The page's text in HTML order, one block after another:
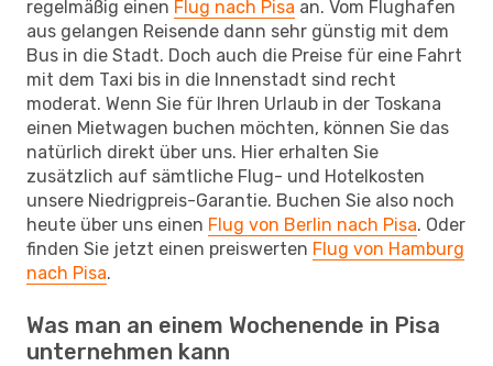
regelmäßig einen Flug nach Pisa an. Vom Flughafen
aus gelangen Reisende dann sehr günstig mit dem
Bus in die Stadt. Doch auch die Preise für eine Fahrt
mit dem Taxi bis in die Innenstadt sind recht
moderat. Wenn Sie für Ihren Urlaub in der Toskana
einen Mietwagen buchen möchten, können Sie das
natürlich direkt über uns. Hier erhalten Sie
zusätzlich auf sämtliche Flug- und Hotelkosten
unsere Niedrigpreis-Garantie. Buchen Sie also noch
heute über uns einen Flug von Berlin nach Pisa. Oder
finden Sie jetzt einen preiswerten Flug von Hamburg
nach Pisa.
Was man an einem Wochenende in Pisa
unternehmen kann